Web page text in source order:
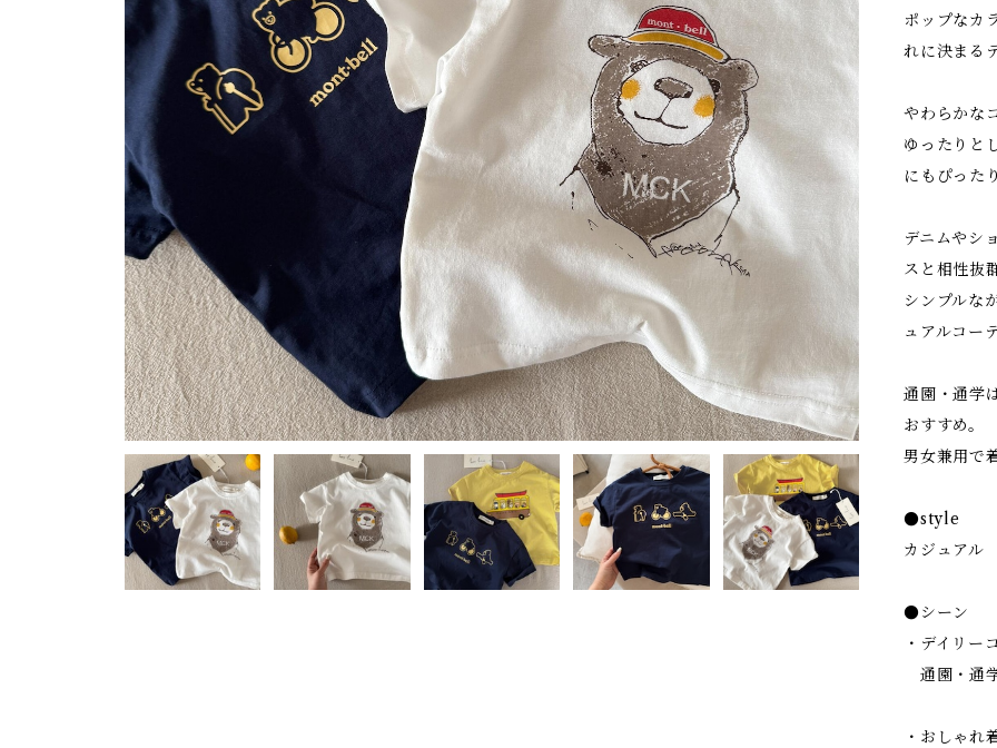
ポップなカ
れに決まる
やわらかな
ゆったりと
にもぴった
デニムやシ
スと相性抜
シンプルな
ュアルコー
通園・通学
おすすめ。
男女兼用で
●style
カジュア
●シーン
・デイリー
通園・通
・おしゃれ